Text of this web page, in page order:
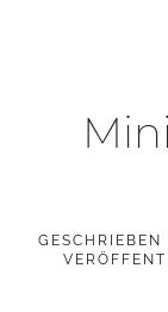
GESCHRIEBEN